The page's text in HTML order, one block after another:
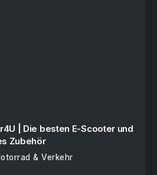
| Die besten E-Scooter und
Zubehör
& Verkehr